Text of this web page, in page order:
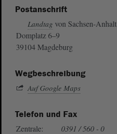
Postanschrift
Landtag von Sachsen-Anhalt
Domplatz 6–9
39104 Magdeburg
Wegbeschreibung
Auf Google Maps
Telefon und Fax
Zentrale:
0391 / 560 - 0